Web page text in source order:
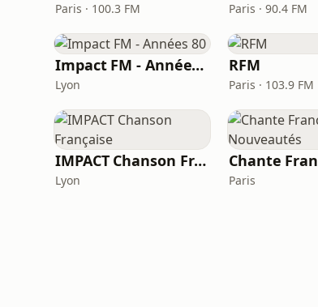
Paris · 100.3 FM Paris · 90.4 FM
Impact FM - Années 80
Lyon
RFM
Paris · 103.9 FM
IMPACT Chanson Française
Lyon Paris